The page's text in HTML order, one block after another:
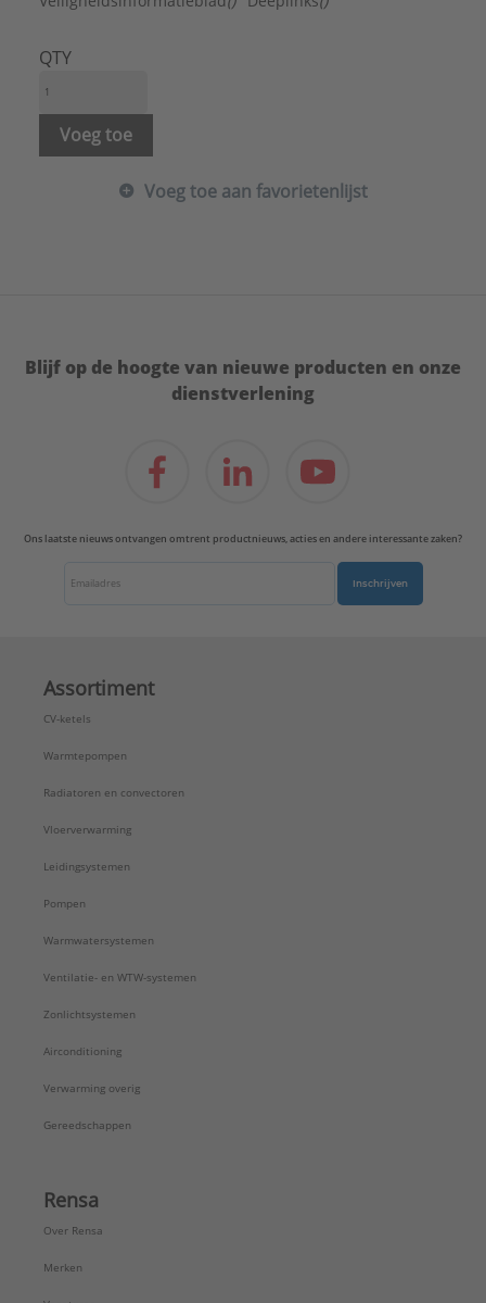
QTY
Voeg toe
Voeg toe aan favorietenlijst
Blijf op de hoogte van nieuwe producten en onze
dienstverlening
Ons laatste nieuws ontvangen omtrent productnieuws, acties en andere interessante zaken?
Inschrijven
Assortiment
CV-ketels
Warmtepompen
Radiatoren en convectoren
Vloerverwarming
Leidingsystemen
Pompen
Warmwatersystemen
Ventilatie- en WTW-systemen
Zonlichtsystemen
Airconditioning
Verwarming overig
Gereedschappen
Rensa
Over Rensa
Merken